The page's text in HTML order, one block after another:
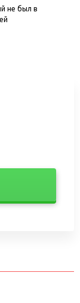
не был в